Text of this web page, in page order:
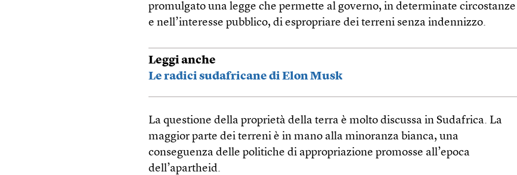
promulgato una legge che permette al governo, in determinate circostanze
e nell’interesse pubblico, di espropriare dei terreni senza indennizzo.
Leggi anche
Le radici sudafricane di Elon Musk
La questione della proprietà della terra è molto discussa in Sudafrica. La
maggior parte dei terreni è in mano alla minoranza bianca, una
conseguenza delle politiche di appropriazione promosse all’epoca
dell’apartheid.